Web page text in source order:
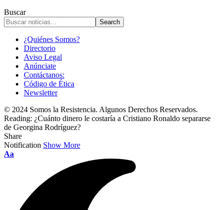
Buscar
¿Quiénes Somos?
Directorio
Aviso Legal
Anúnciate
Contáctanos:
Código de Ética
Newsletter
© 2024 Somos la Resistencia. Algunos Derechos Reservados.
Reading: ¿Cuánto dinero le costaría a Cristiano Ronaldo separarse
de Georgina Rodríguez?
Share
Notification Show More
Font
Aa